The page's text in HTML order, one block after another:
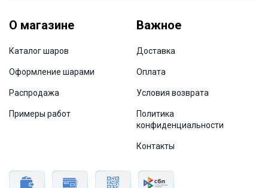
О магазине
Каталог шаров
Оформление шарами
Распродажа
Примеры работ
Важное
Доставка
Оплата
Условия возврата
Политика
конфиденциальности
Контакты